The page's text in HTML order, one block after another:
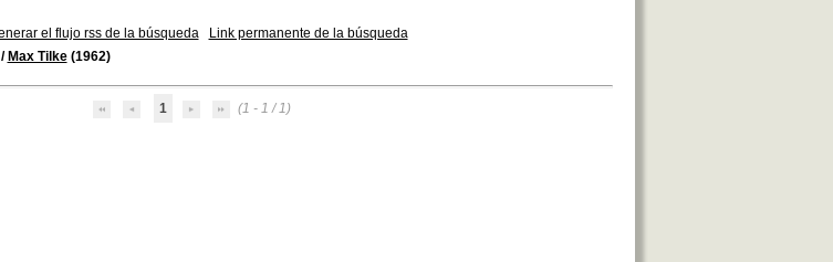
el flujo rss de la búsqueda
Link permanente de la búsqueda
/ Max Tilke(1962)
1 (1 - 1 / 1)